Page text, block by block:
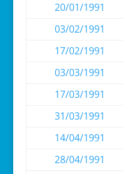
20/01/1991
03/02/1991
17/02/1991
03/03/1991
17/03/1991
31/03/1991
14/04/1991
28/04/1991